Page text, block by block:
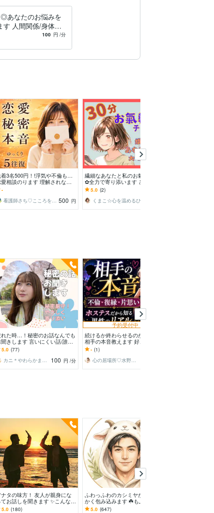
あなたのお悩みを
す 人間関係/身体健
不安/苦しい、辛い
100 円 /分
3名500円！!浮気や不倫も…
相談のります 理解されない
い気持ちや不安を安心して打
明けてくださいね
-
看護師さち♡こころを受け止める優しい時間 500 円
繊細なあなたと私のお氣軽トーク
✿全力で寄り添います どんなに些
細なことでもOK！チャットでお
話ししませんか？
5.0 (2)
た時…！秘密のお話なんでも
聞きします 言いにくい話/誰に
えないこと/割り切れないき
ち
5.0 (77)
カニ＊やわらかまごころ検定1級
100 円 /分
予約受付中
続けるか終わらせるのかリアルな
相手の本音教えます 好きだから
こそ、複雑な関係だからこそ人に
言えない悩みを解決
- (1)
心の居場所♡水野あかり
ナタの味方！ 友人が親身にな
てお話しを聞きます ✨こんなと
本当の味方ならワタシに何て
5.0 (180)
ふわっふわのカシミヤが、やわら
かく包み込みます ☘️もふもふに
包まれて、心、ほどける☘️
5.0 (647)